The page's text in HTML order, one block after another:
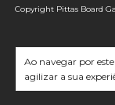
Ao navegar por
agilizar a sua
Copyright Pittas Board